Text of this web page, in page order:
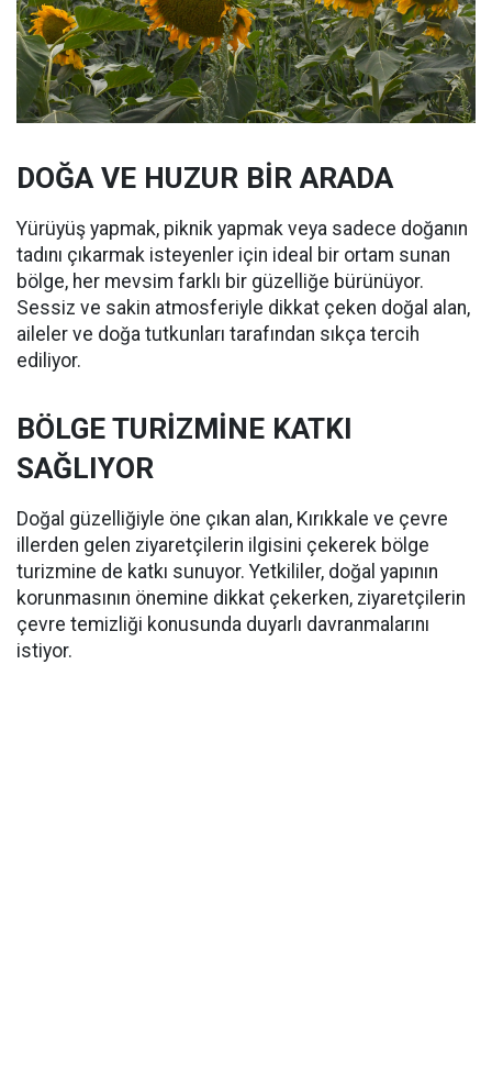
DOĞA VE HUZUR BİR ARADA
Yürüyüş yapmak, piknik yapmak veya sadece doğanın
tadını çıkarmak isteyenler için ideal bir ortam sunan
bölge, her mevsim farklı bir güzelliğe bürünüyor.
Sessiz ve sakin atmosferiyle dikkat çeken doğal alan,
aileler ve doğa tutkunları tarafından sıkça tercih
ediliyor.
BÖLGE TURİZMİNE KATKI
SAĞLIYOR
Doğal güzelliğiyle öne çıkan alan, Kırıkkale ve çevre
illerden gelen ziyaretçilerin ilgisini çekerek bölge
turizmine de katkı sunuyor. Yetkililer, doğal yapının
korunmasının önemine dikkat çekerken, ziyaretçilerin
çevre temizliği konusunda duyarlı davranmalarını
istiyor.